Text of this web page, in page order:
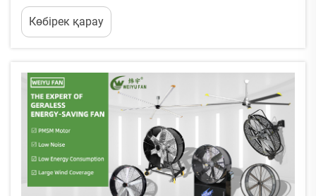
температураның қиындықтары Жоғары
температура – өндірістік ортадағы негізгі
қиындық, ол тек жабдықтардың жұмысына
Көбірек қарау